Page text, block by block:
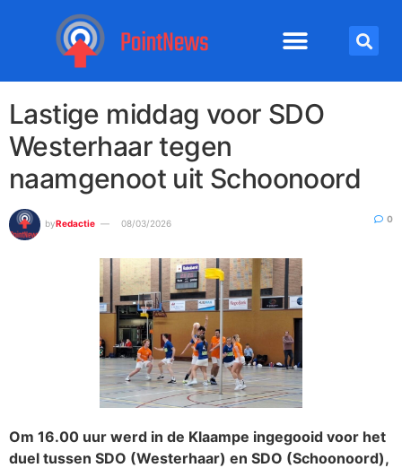
Lastige middag voor SDO
Westerhaar tegen
naamgenoot uit Schoonoord
byRedactie 08/03/2026 0
Om 16.00 uur werd in de Klaampe ingegooid voor het
duel tussen SDO (Westerhaar) en SDO (Schoonoord),